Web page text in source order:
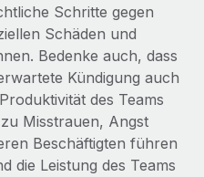
Schritte gegen
Schäden und
Bedenke auch, dass
Kündigung auch
des Teams
Misstrauen, Angst
Beschäftigten führen
die Leistung des Teams